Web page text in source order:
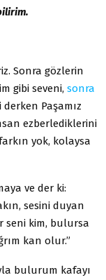
Sonra gözlerin
gibi seveni, sonra
Paşamız
ezberledik­lerini
yok, kolaysa
ve der ki:
sesini duyan
seni kim, bulursa
kan olur.”
bulurum kafayı